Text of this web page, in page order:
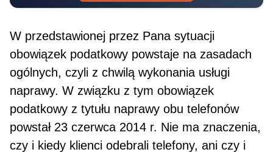
W przedstawionej przez Pana sytuacji
obowiązek podatkowy powstaje na zasadach
ogólnych, czyli z chwilą wykonania usługi
naprawy. W związku z tym obowiązek
podatkowy z tytułu naprawy obu tele­fonów
powstał 23 czerwca 2014 r. Nie ma znaczenia,
czy i kiedy klienci odebrali telefony, ani czy i